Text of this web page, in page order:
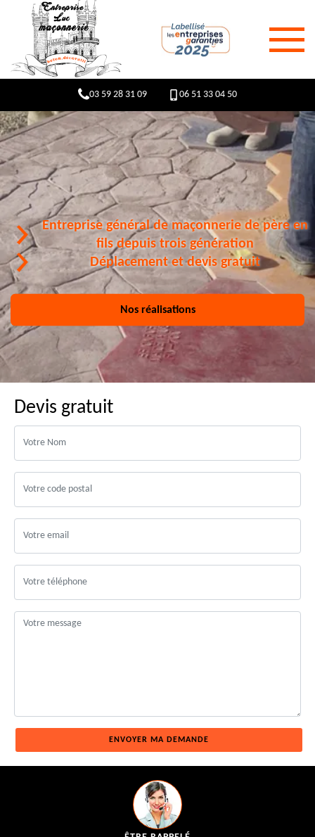
03 59 28 31 09 06 51 33 04 50
Entreprise général de maçonnerie de père en
fils depuis trois génération
Déplacement et devis gratuit
Nos réalisations
Devis gratuit